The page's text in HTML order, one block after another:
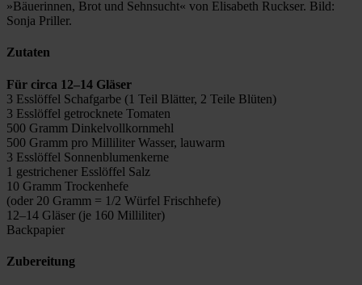
»Bäuerinnen, Brot und Sehnsucht« von Elisabeth Ruckser. Bild:
Sonja Priller.
Zutaten
Für circa 12–14 Gläser
3 Esslöffel Schafgarbe (1 Teil Blätter, 2 Teile Blüten)
3 Esslöffel getrocknete Tomaten
500 Gramm Dinkelvollkornmehl
500 Gramm pro Milliliter Wasser, lauwarm
3 Esslöffel Sonnenblumenkerne
1 gestrichener Esslöffel Salz
10 Gramm Trockenhefe
(oder 20 Gramm = 1/2 Würfel Frischhefe)
12–14 Gläser (je 160 Milliliter)
Backpapier
Zubereitung